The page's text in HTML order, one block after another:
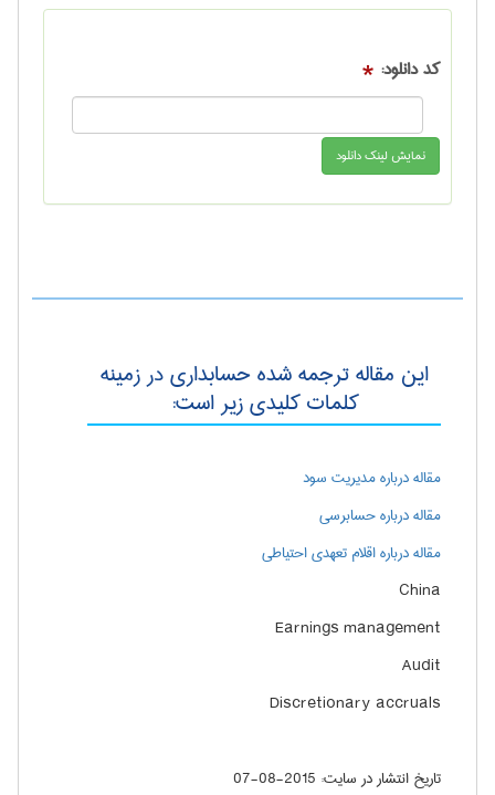
کد دانلود: *
این مقاله ترجمه شده حسابداری در زمینه
کلمات کلیدی زیر است:
مقاله درباره مدیریت سود
مقاله درباره حسابرسی
مقاله درباره اقلام تعهدی احتیاطی
China
Earnings management
Audit
Discretionary accruals
تاریخ انتشار در سایت: 2015-08-07